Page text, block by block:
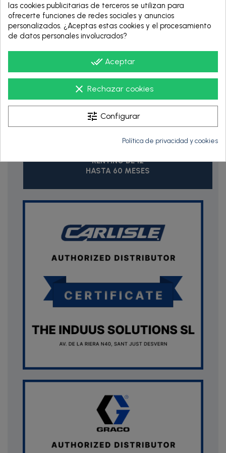
Envío Gratis
RENTING DE 12
HASTA 60 MESES
las cookies publicitarias de terceros se utilizan para
ofrecerte funciones de redes sociales y anuncios
personalizados. ¿Aceptas estas cookies y el procesamiento
de datos personales involucrados?
done_all Aceptar
clear Rechazar cookies
tune Configurar
Política de privacidad y cookies